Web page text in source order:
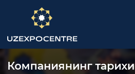
menu
Компаниянинг тарихи